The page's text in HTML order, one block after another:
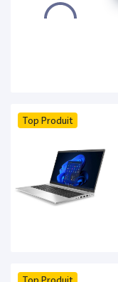
Top Produit
Top Produit